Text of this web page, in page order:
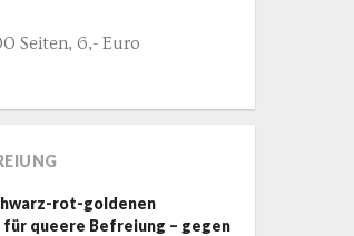
Seiten, 6,- Euro
rot-goldenen
für queere Befreiung – gegen